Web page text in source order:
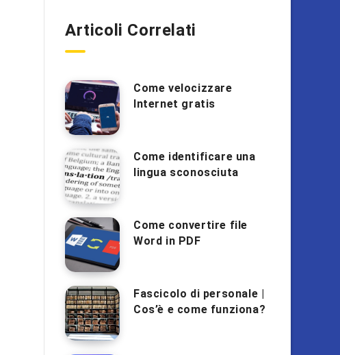
Articoli Correlati
Come velocizzare
Internet gratis
Come identificare una
lingua sconosciuta
Come convertire file
Word in PDF
Fascicolo di personale |
Cos’è e come funziona?